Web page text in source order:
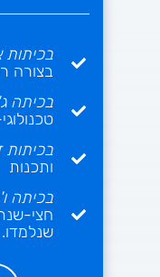
בכיתות
בצורה
בכיתה ג'
ותכנות
בכיתה ו'
חצי-
שנלמדו.